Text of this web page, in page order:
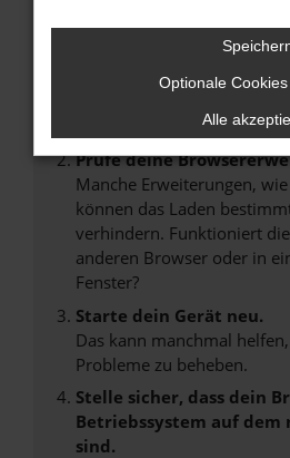
Überprüfe deine Firewall
Internetverbindung.
Prüfe deine
Manche Erweiterungen,
können das Laden
verhindern. Funktioniert
anderen Browser oder in
Fenster?
Starte dein Gerät neu.
Das kann manchmal
Probleme zu beheben.
Stelle sicher, dass dein
Betriebssystem auf dem
sind.
Optionale
Alle